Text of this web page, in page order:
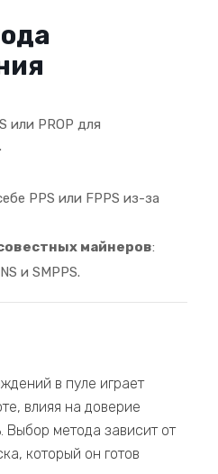
или PROP для
PPS или FPPS из-за
майнеров:
и SMPPS.
в пуле играет
влияя на доверие
Выбор метода зависит от
который он готов